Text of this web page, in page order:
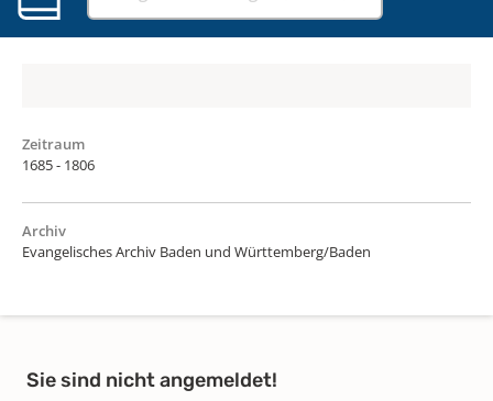
Zeitraum
1685 - 1806
Archiv
Evangelisches Archiv Baden und Württemberg/Baden
Sie sind nicht angemeldet!